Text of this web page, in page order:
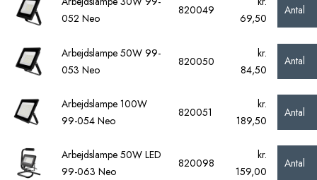
052 Neo
820049
69,50
Antal
Arbejdslampe 50W 99-
053 Neo
820050
kr.
84,50
Antal
Arbejdslampe 100W
99-054 Neo
820051
kr.
189,50
Antal
Arbejdslampe 50W LED
99-063 Neo
820098
kr.
159,00
Antal